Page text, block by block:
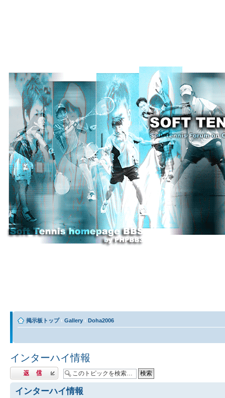
掲示板トップ ‹ Gallery ‹ Doha2006
インターハイ情報
返信する
インターハイ情報